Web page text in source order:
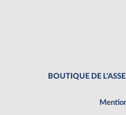
BOUTIQUE DE